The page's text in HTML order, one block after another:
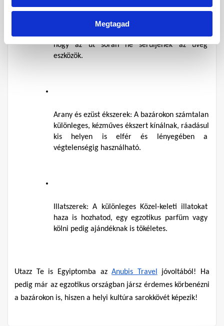
Megtagad
különleges darabokat lehet kint beszerezni,
azonban szem előtt kell tartani a vámköteles
hogy az út során ne sérüljenek az üveg
eszközök.
Arany és ezüst ékszerek: A bazárokon számtalan
különleges, kézműves ékszert kínálnak, ráadásul
kis helyen is elfér és lényegében a
végtelenségig használható.
Illatszerek: A különleges Közel-keleti illatokat
haza is hozhatod, egy egzotikus parfüm vagy
kölni pedig ajándéknak is tökéletes.
Utazz Te is Egyiptomba az Anubis Travel jóvoltából! Ha
pedig már az egzotikus országban jársz érdemes körbenézni
a bazárokon is, hiszen a helyi kultúra sarokkövét képezik!